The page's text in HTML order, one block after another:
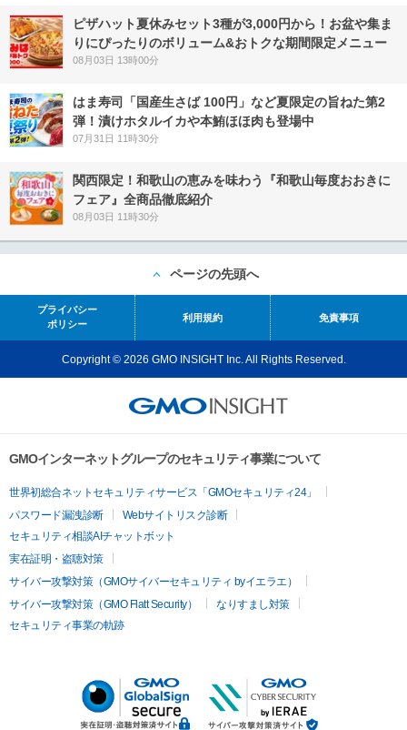
ピザハット夏休みセット3種が3,000円から！お盆や集ま
りにぴったりのボリューム&おトクな期間限定メニュー
08月03日 13時00分
はま寿司「国産生さば 100円」など夏限定の旨ねた第2
弾！漬けホタルイカや本鮪ほほ肉も登場中
07月31日 11時30分
関西限定！和歌山の恵みを味わう『和歌山毎度おおきに
フェア』全商品徹底紹介
08月03日 11時30分
ページの先頭へ
プライバシー
ポリシー
利用規約 免責事項
Copyright © 2026 GMO INSIGHT Inc. All Rights Reserved.
GMOインターネットグループのセキュリティ事業について
世界初総合ネットセキュリティサービス「GMOセキュリティ24」
パスワード漏洩診断
Webサイトリスク診断
セキュリティ相談AIチャットボット
実在証明・盗聴対策
サイバー攻撃対策（GMOサイバーセキュリティ byイエラエ）
サイバー攻撃対策（GMO Flatt Security）
なりすまし対策
セキュリティ事業の軌跡